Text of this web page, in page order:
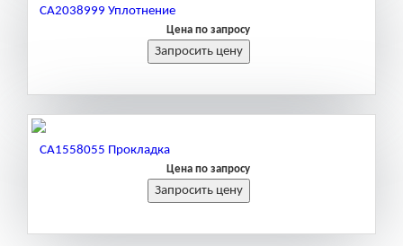
CA2038999 Уплотнение
Цена по запросу
CA1558055 Прокладка
Цена по запросу